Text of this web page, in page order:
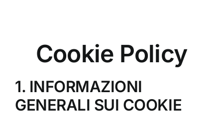
Forfettari
Commercialisti
Cookie Policy
1. INFORMAZIONI
GENERALI SUI COOKIE